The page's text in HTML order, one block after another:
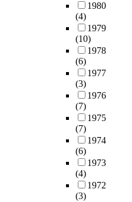
1980
(4)
1979
(10)
1978
(6)
1977
(3)
1976
(7)
1975
(7)
1974
(6)
1973
(4)
1972
(3)